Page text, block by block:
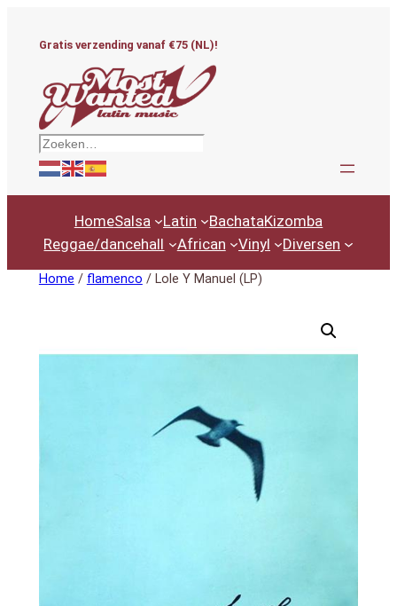
Gratis verzending vanaf €75 (NL)!
Zoeken
HomeSalsa Latin BachataKizomba
Reggae/dancehall
African Vinyl Diversen
Home / flamenco / Lole Y Manuel (LP)